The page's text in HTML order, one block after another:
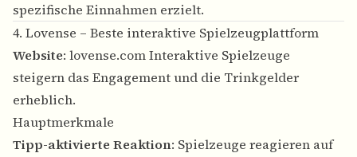
spezifische Einnahmen erzielt.
4. Lovense – Beste interaktive Spielzeugplattform
Website: lovense.comInteraktive Spielzeuge
steigern das Engagement und die Trinkgelder
erheblich.
Hauptmerkmale
Tipp-aktivierte Reaktion: Spielzeuge reagieren auf